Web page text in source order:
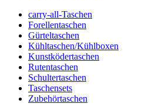
carry-all-Taschen
Forellentaschen
Gürteltaschen
Kühltaschen/Kühlboxen
Kunstködertaschen
Rutentaschen
Schultertaschen
Taschensets
Zubehörtaschen